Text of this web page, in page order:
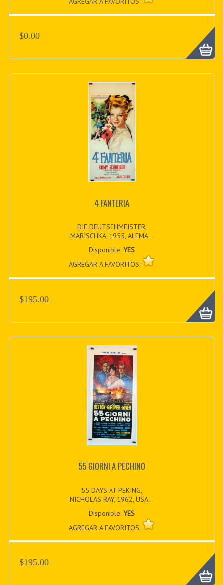
$0.00
4 FANTERIA
DIE DEUTSCHMEISTER,
MARISCHKA, 1955, ALEMA...
Disponible:YES
AGREGAR A FAVORITOS:
$195.00
55 GIORNI A PECHINO
55 DAYS AT PEKING,
NICHOLAS RAY, 1962, USA...
Disponible:YES
AGREGAR A FAVORITOS:
$195.00